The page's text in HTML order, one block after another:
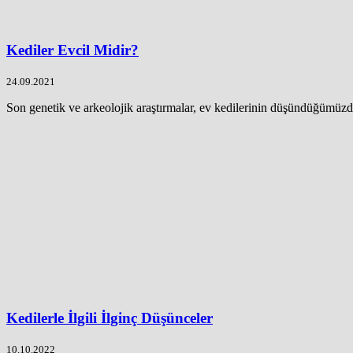
Kediler Evcil Midir?
24.09.2021
Son genetik ve arkeolojik araştırmalar, ev kedilerinin
Kedilerle İlgili İlginç Düşünceler
10.10.2022